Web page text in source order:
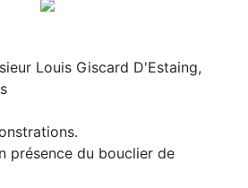
Louis Giscard D'Estaing,
présence du bouclier de